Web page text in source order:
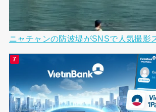
ニャチャンの防波堤がSNSで人気撮影